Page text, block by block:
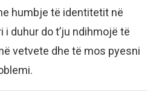
humbje të identitetit në
i duhur do t’ju ndihmojë të
vetvete dhe të mos pyesni